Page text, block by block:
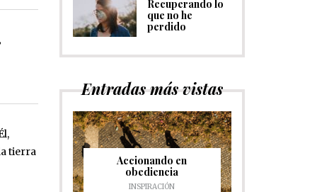
tierra
Recuperando lo
que no he
perdido
Entradas más vistas
Accionando en
obediencia
INSPIRACIÓN